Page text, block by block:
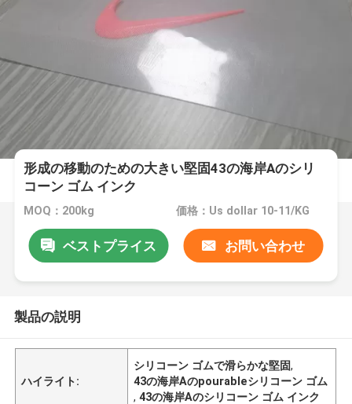
形成の移動のための大きい堅固43の海岸Aのシリ
コーン ゴム インク
MOQ：200kg 価格：Us dollar 10-11/KG
ベストプライス お問い合わせ
製品の説明
ハイライト:
シリコーン ゴムで滑らかな堅固,
43の海岸Aのpourableシリコーン ゴム
,43の海岸Aのシリコーン ゴム インク